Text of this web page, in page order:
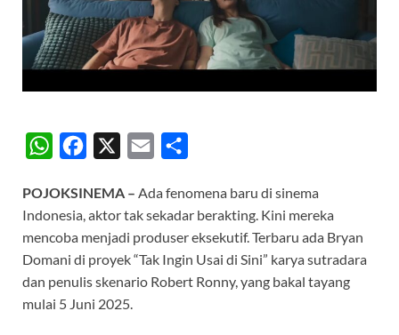
W
a
t
A
p
c
e
o
o
a
i
l
a
r
POJOKSINEMA – Ada fenomena baru di sinema
Indonesia, aktor tak sekadar berakting. Kini mereka
mencoba menjadi produser eksekutif. Terbaru ada Bryan
Domani di proyek “Tak Ingin Usai di Sini” karya sutradara
dan penulis skenario Robert Ronny, yang bakal tayang
mulai 5 Juni 2025.